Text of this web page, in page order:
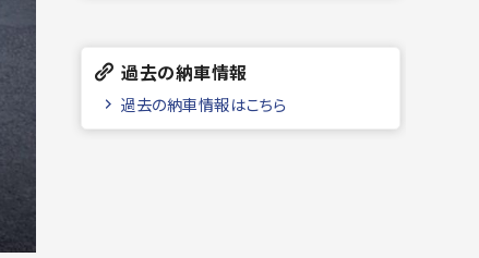
過去の納車情報
過去の納車情報はこちら